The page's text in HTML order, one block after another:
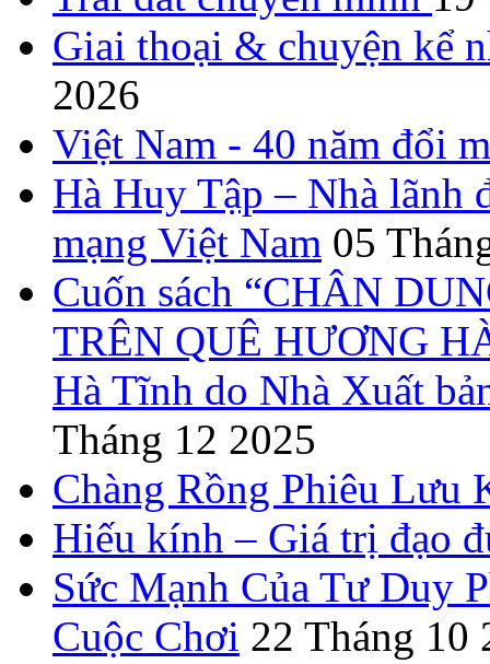
Giai thoại & chuyện kể
2026
Việt Nam - 40 năm đổi
Hà Huy Tập – Nhà lãnh
mạng Việt Nam 05
Cuốn sách “CHÂN
TRÊN QUÊ HƯƠNG
Hà Tĩnh do Nhà Xuất
Tháng 12 2025
Chàng Rồng Phiêu Lưu
Hiếu kính – Giá trị đạo
Sức Mạnh Của Tư Duy
Cuộc Chơi 22 Tháng 10